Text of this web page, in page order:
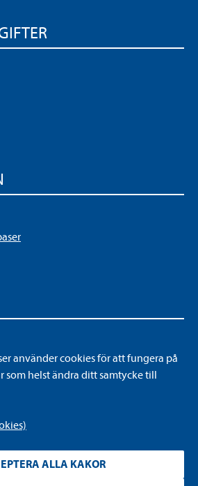
använder cookies för att fungera på
som helst ändra ditt samtycke till
ALLA KAKOR